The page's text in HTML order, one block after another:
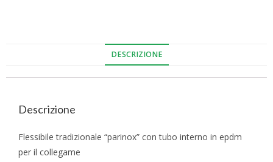
DESCRIZIONE
Descrizione
Flessibile tradizionale “parinox” con tubo interno in epdm
per il collegame